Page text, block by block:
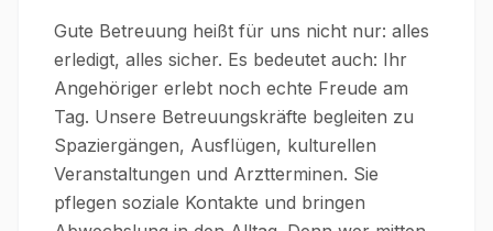
Gute Betreuung heißt für uns nicht nur: alles
erledigt, alles sicher. Es bedeutet auch: Ihr
Angehöriger erlebt noch echte Freude am
Tag. Unsere Betreuungskräfte begleiten zu
Spaziergängen, Ausflügen, kulturellen
Veranstaltungen und Arztterminen. Sie
pflegen soziale Kontakte und bringen